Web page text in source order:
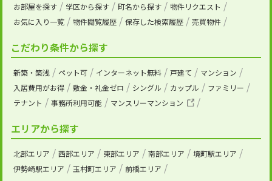
お部屋を探す 学区から探す 町名から探す
物件リクエスト
お気に入り一覧
物件閲覧履歴 保存した検索履歴 売買物件
こだわり条件から探す
新築・築浅 ペット可 インターネット無料 戸建て
マンション
入居費用がお得
敷金・礼金ゼロ シングル カップル
ファミリー
テナント
事務所利用可能 マンスリーマンション
エリアから探す
北部エリア 西部エリア 東部エリア 南部エリア
境町駅エリア
伊勢崎駅エリア
玉村町エリア 前橋エリア